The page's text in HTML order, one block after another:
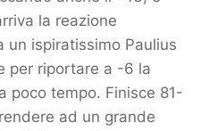
la reazione
un ispiratissimo Paulius
per riportare a -6 la
poco tempo. Finisce 81-
ad un grande